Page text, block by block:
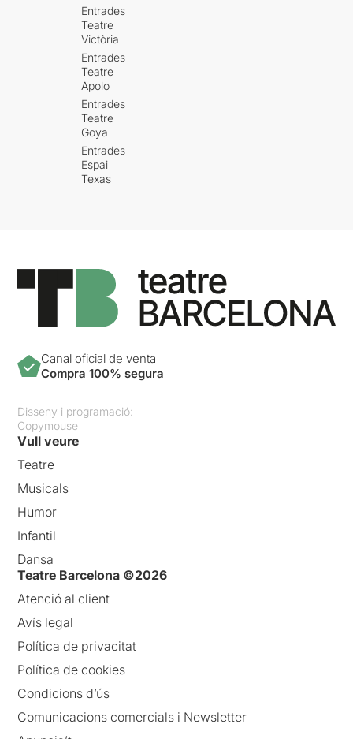
Entrades
Teatre
Victòria
Entrades
Teatre
Apolo
Entrades
Teatre
Goya
Entrades
Espai
Texas
Canal oficial de venta
Compra 100% segura
Disseny i programació:
Copymouse
Vull veure
Teatre
Musicals
Humor
Infantil
Dansa
Teatre Barcelona ©2026
Atenció al client
Avís legal
Política de privacitat
Política de cookies
Condicions d’ús
Comunicacions comercials i Newsletter